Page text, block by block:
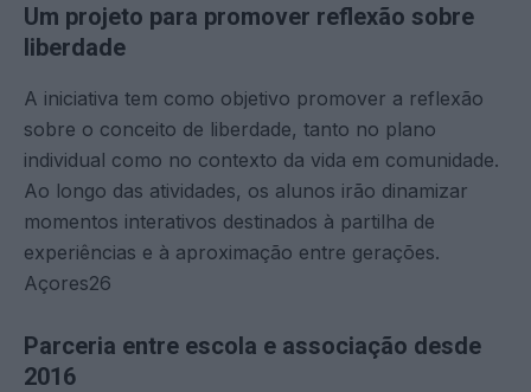
Um projeto para promover reflexão sobre
liberdade
A iniciativa tem como objetivo promover a reflexão
sobre o conceito de liberdade, tanto no plano
individual como no contexto da vida em comunidade.
Ao longo das atividades, os alunos irão dinamizar
momentos interativos destinados à partilha de
experiências e à aproximação entre gerações.
Açores26
Parceria entre escola e associação desde
2016